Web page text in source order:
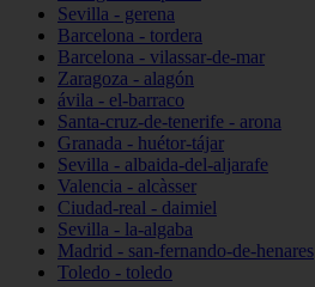
Sevilla - gerena
Barcelona - tordera
Barcelona - vilassar-de-mar
Zaragoza - alagón
ávila - el-barraco
Santa-cruz-de-tenerife - arona
Granada - huétor-tájar
Sevilla - albaida-del-aljarafe
Valencia - alcàsser
Ciudad-real - daimiel
Sevilla - la-algaba
Madrid - san-fernando-de-henares
Toledo - toledo